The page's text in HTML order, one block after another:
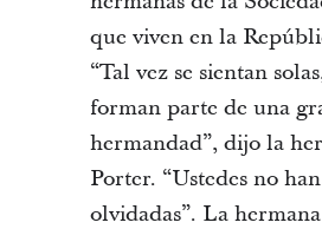
que viven en la
“Tal vez se sientan
forman parte de una
hermandad”, dijo la
Porter. “Ustedes no
olvidadas”. La